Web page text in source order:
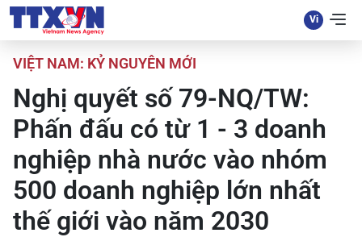
VIỆT NAM: KỶ NGUYÊN MỚI
Nghị quyết số 79-NQ/TW:
Phấn đấu có từ 1 - 3 doanh
nghiệp nhà nước vào nhóm
500 doanh nghiệp lớn nhất
thế giới vào năm 2030